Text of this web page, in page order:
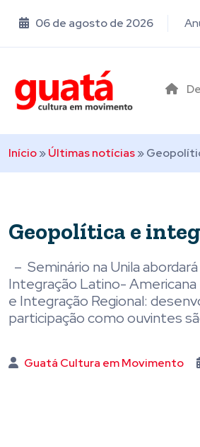
06 de agosto de 2026
Início»Últimas notícias»
Geopolítica e
– Seminário na Unila
Integração Latino-
e Integração Regional:
participação como ouvintes
Guatá Cultura em Movimento